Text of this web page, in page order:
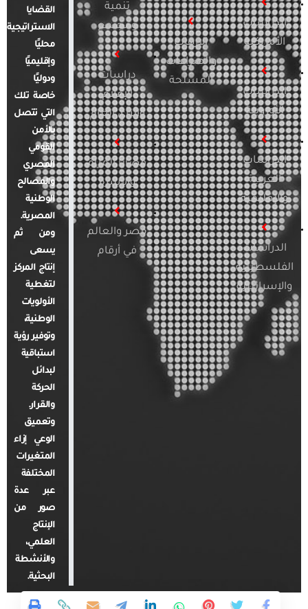
الدراسات
الأمريكية
الدراسات
الأوروبية
الدراسات
العربية
والإقليمية
الدراسات
الفلسطينية
والإسرائيلية
الإرهاب
والصراعات
المسلحة
تنمية
ومجتمع
دراسات
الإعلام
والرأي العام
قضايا المرأة
والأسرة
مصر والعالم
في أرقام
القضايا
الاستراتيجية
محليًا
وإقليميًا
ودوليًا
خاصة تلك
التي تتصل
بالأمن
القومي
المصري
والمصالح
الوطنية
المصرية.
ومن ثم
يسعى
إنتاج المركز
لتغطية
الأولويات
الوطنية،
وتوفير رؤية
استباقية
لبدائل
الحركة
والقرار.
وتعميق
الوعي إزاء
المتغيرات
المختلفة
عبر عدة
صور من
الإنتاج
العلمي،
والأنشطة
البحثية.